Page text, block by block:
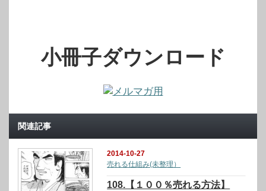
小冊子ダウンロード
関連記事
2014-10-27
売れる仕組み(未整理）
108.【１００％売れる方法】